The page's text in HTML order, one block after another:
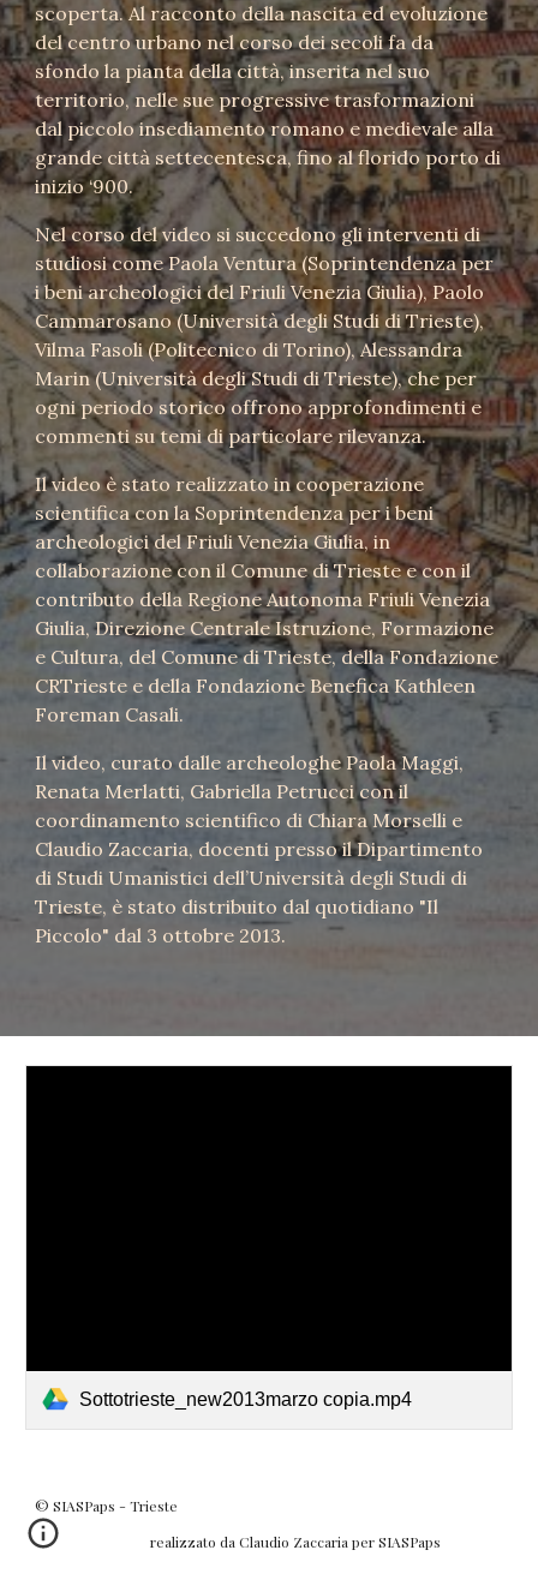
scoperta. Al racconto della nascita ed evoluzione
del centro urbano nel corso dei secoli fa da
sfondo la pianta della città, inserita nel suo
territorio, nelle sue progressive trasformazioni
dal piccolo insediamento romano e medievale alla
grande città settecentesca, fino al florido porto di
inizio ‘900.
Nel corso del video si succedono gli interventi di
studiosi come Paola Ventura (Soprintendenza per
i beni archeologici del Friuli Venezia Giulia), Paolo
Cammarosano (Università degli Studi di Trieste),
Vilma Fasoli (Politecnico di Torino), Alessandra
Marin (Università degli Studi di Trieste), che per
ogni periodo storico offrono approfondimenti e
commenti su temi di particolare rilevanza.
Il video è stato realizzato in cooperazione
scientifica con la Soprintendenza per i beni
archeologici del Friuli Venezia Giulia, in
collaborazione con il Comune di Trieste e con il
contributo della Regione Autonoma Friuli Venezia
Giulia, Direzione Centrale Istruzione, Formazione
e Cultura, del Comune di Trieste, della Fondazione
CRTrieste e della Fondazione Benefica Kathleen
Foreman Casali.
Il video, curato dalle archeologhe Paola Maggi,
Renata Merlatti, Gabriella Petrucci con il
coordinamento scientifico di Chiara Morselli e
Claudio Zaccaria, docenti presso il Dipartimento
di Studi Umanistici dell’Università degli Studi di
Trieste, è stato distribuito dal quotidiano "Il
Piccolo" dal 3 ottobre 2013.
Sottotrieste_new2013marzo copia.mp4
© SIASPaps - Trieste
realizzato da Claudio Zaccaria per SIASPaps